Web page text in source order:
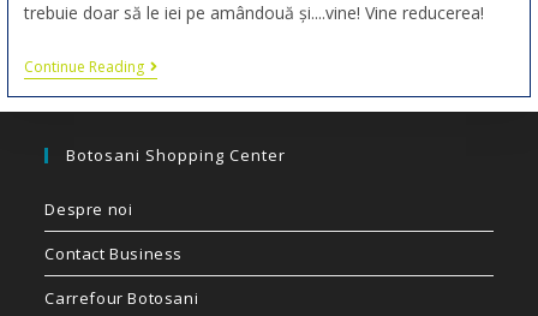
trebuie doar să le iei pe amândouă și....vine! Vine reducerea!
Continue Reading
Botosani Shopping Center
Despre noi
Contact Business
Carrefour Botosani